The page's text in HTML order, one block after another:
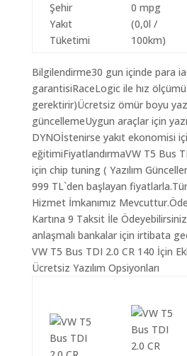
Şehir
Yakıt
Tüketimi
0 mpg
(0,0l /
100km)
Bilgilendirme30 gun içinde para
garantisiRaceLogic ile hız
gerektirir)Ücretsiz ömür boyu
güncellemeUygun araçlar için
DYNOİstenirse yakıt ekonomisi
eğitimiFiyatlandırmaVW T5 Bus
için chip tuning ( Yazılım
999 TL`den başlayan
Hizmet İmkanımız
Kartına 9 Taksit İle
anlaşmalı bankalar için irtibata
VW T5 Bus TDI 2.0 CR 140 İçin
Ücretsiz Yazılım Opsiyonları